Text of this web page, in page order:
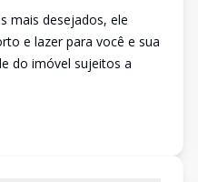
mais desejados, ele
e lazer para você e sua
do imóvel sujeitos a